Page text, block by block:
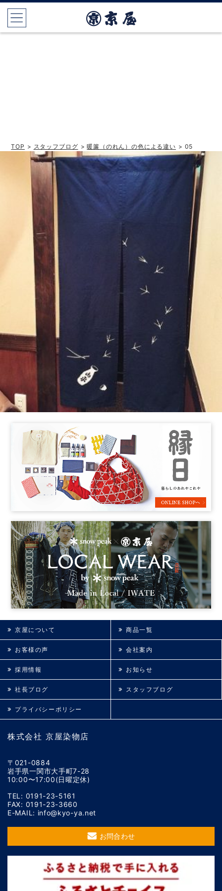
TOP > スタッフブログ >暖簾（のれん）の色による違い > 05
株式会社 京屋染物店
〒021-0884
岩手県一関市大手町7-28
10:00〜17:00(日曜定休)
TEL: 0191-23-5161
FAX: 0191-23-3660
E-MAIL: info@kyo-ya.net
お問合わせ
京屋について 商品一覧
お客様の声 会社案内
採用情報 お知らせ
社長ブログ スタッフブログ
プライバシーポリシー